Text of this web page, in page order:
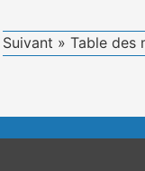
Suivant » Table des